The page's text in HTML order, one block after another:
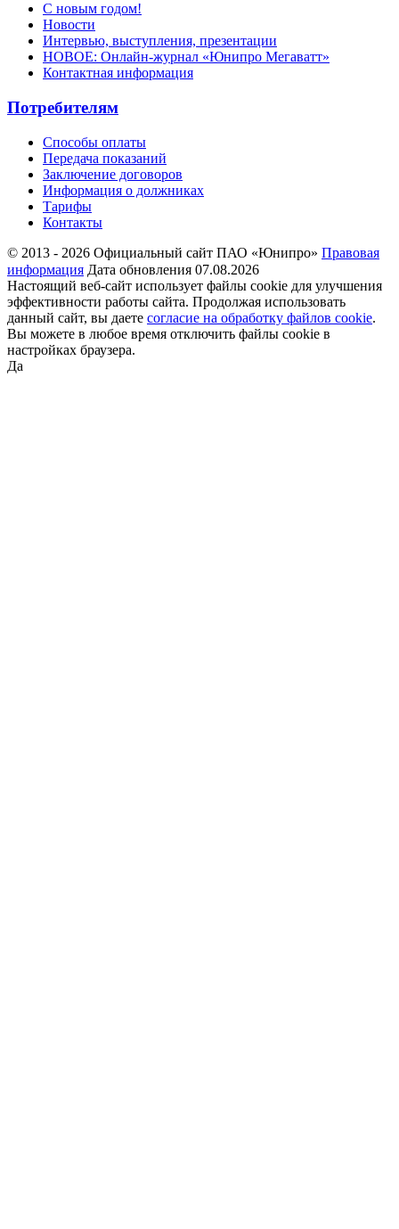
С новым годом!
Новости
Интервью, выступления, презентации
НОВОЕ: Онлайн-журнал «Юнипро Мегаватт»
Контактная информация
Потребителям
Способы оплаты
Передача показаний
Заключение договоров
Информация о должниках
Тарифы
Контакты
© 2013 - 2026 Официальный сайт ПАО «Юнипро» Правовая
информация Дата обновления 07.08.2026
Настоящий веб-сайт использует файлы cookie для улучшения
эффективности работы сайта. Продолжая использовать
данный сайт, вы даете согласие на обработку файлов cookie.
Вы можете в любое время отключить файлы cookie в
настройках браузера.
Да